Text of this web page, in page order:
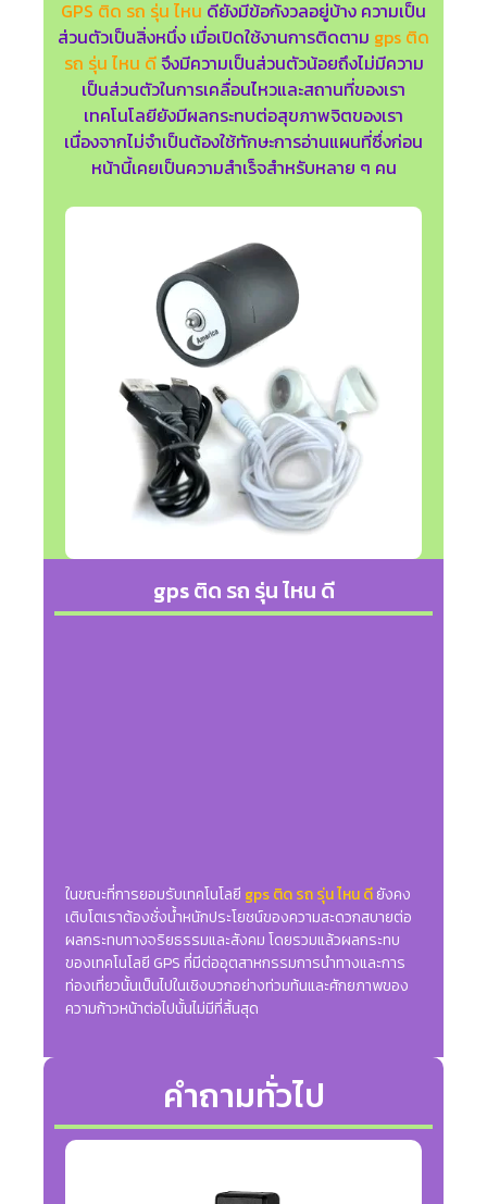
GPS ติด รถ รุ่น ไหน ดียังมีข้อกังวลอยู่บ้าง ความเป็น
ส่วนตัวเป็นสิ่งหนึ่ง เมื่อเปิดใช้งานการติดตาม gps ติด
รถ รุ่น ไหน ดีจึงมีความเป็นส่วนตัวน้อยถึงไม่มีความ
เป็นส่วนตัวในการเคลื่อนไหวและสถานที่ของเรา
เทคโนโลยียังมีผลกระทบต่อสุขภาพจิตของเรา
เนื่องจากไม่จำเป็นต้องใช้ทักษะการอ่านแผนที่ซึ่งก่อน
หน้านี้เคยเป็นความสำเร็จสำหรับหลาย ๆ คน
gps ติด รถ รุ่น ไหน ดี
ในขณะที่การยอมรับเทคโนโลยี gps ติด รถ รุ่น ไหน ดียังคง
เติบโตเราต้องชั่งน้ำหนักประโยชน์ของความสะดวกสบายต่อ
ผลกระทบทางจริยธรรมและสังคม โดยรวมแล้วผลกระทบ
ของเทคโนโลยี GPS ที่มีต่ออุตสาหกรรมการนำทางและการ
ท่องเที่ยวนั้นเป็นไปในเชิงบวกอย่างท่วมท้นและศักยภาพของ
ความก้าวหน้าต่อไปนั้นไม่มีที่สิ้นสุด
คำถามทั่วไป